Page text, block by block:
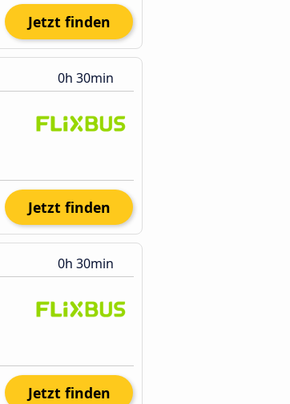
Jetzt finden
0h 30min
Jetzt finden
0h 30min
Jetzt finden